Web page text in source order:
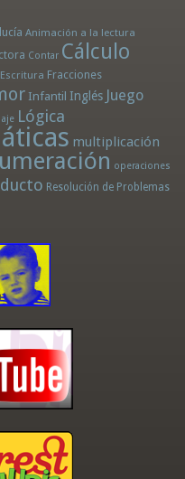
Animación a la lectura
Contar Cálculo
Escritura Fracciones
Infantil Inglés Juego
Lógica
multiplicación
operaciones
Resolución de Problemas